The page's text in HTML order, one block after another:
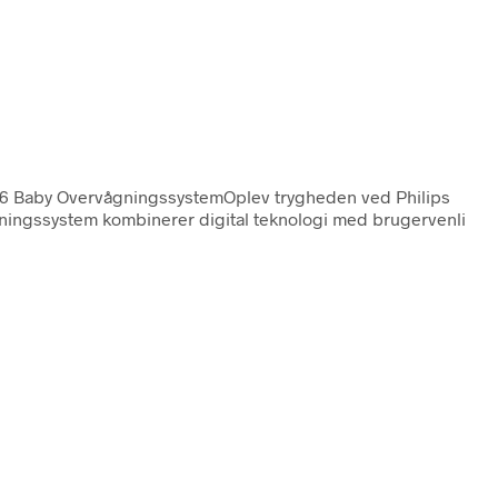
Baby OvervågningssystemOplev trygheden ved Philips
kombinerer digital teknologi med brugervenli